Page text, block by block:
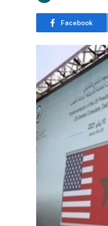
Facebook